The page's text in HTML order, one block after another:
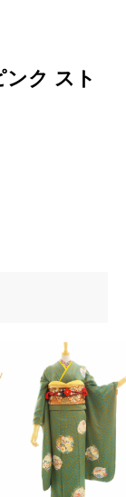
ク スト